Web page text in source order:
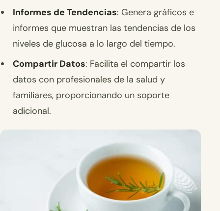
Informes de Tendencias: Genera gráficos e
informes que muestran las tendencias de los
niveles de glucosa a lo largo del tiempo.
Compartir Datos: Facilita el compartir los
datos con profesionales de la salud y
familiares, proporcionando un soporte
adicional.